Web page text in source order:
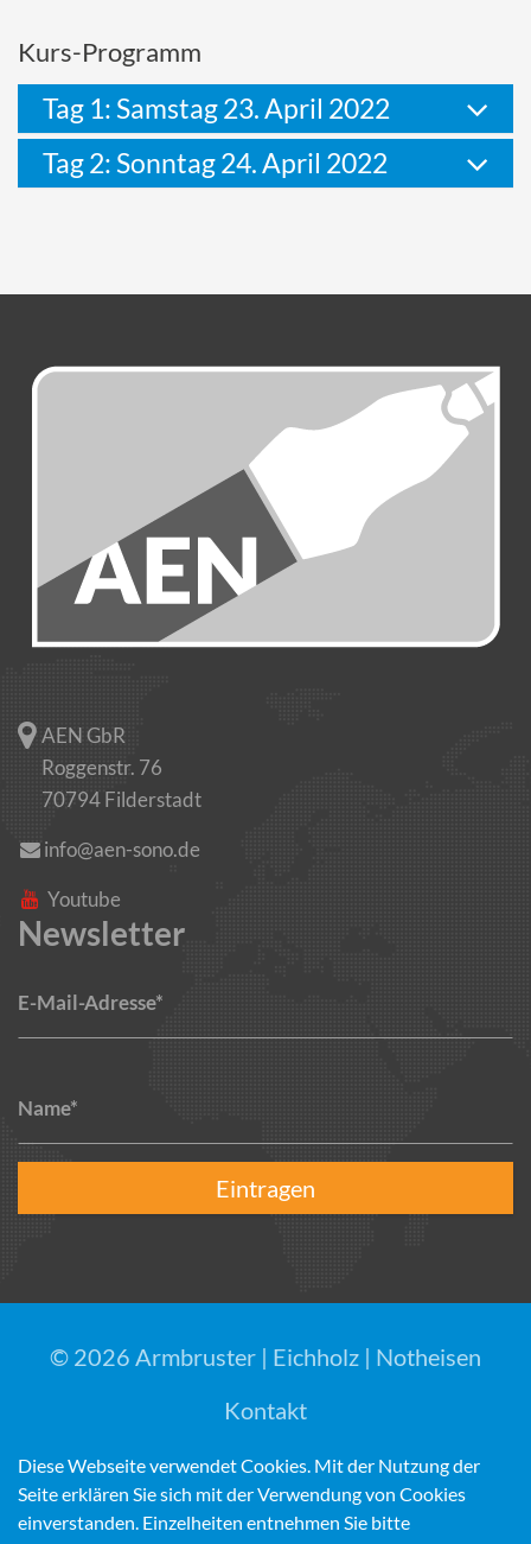
Kurs-Programm
Tag 1: Samstag 23. April 2022
Tag 2: Sonntag 24. April 2022
AEN GbR
Roggenstr. 76
70794 Filderstadt
info@aen-sono.de
Youtube
Newsletter
E-Mail-Adresse*
Name*
Eintragen
© 2026 Armbruster | Eichholz | Notheisen
Kontakt
Datenschutz
Widerrufsbelehrung
Diese Webseite verwendet Cookies. Mit der Nutzung der
Seite erklären Sie sich mit der Verwendung von Cookies
einverstanden. Einzelheiten entnehmen Sie bitte